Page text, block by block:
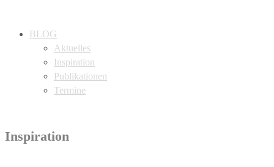
BLOG
Aktuelles
Inspiration
Publikationen
Termine
Inspiration